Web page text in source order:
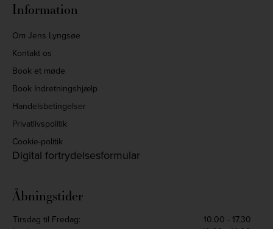
Information
Om Jens Lyngsøe
Kontakt os
Book et møde
Book Indretningshjælp
Handelsbetingelser
Privatlivspolitik
Cookie-politik
Digital fortrydelsesformular
Åbningstider
Tirsdag til Fredag:
10.00 - 17.30